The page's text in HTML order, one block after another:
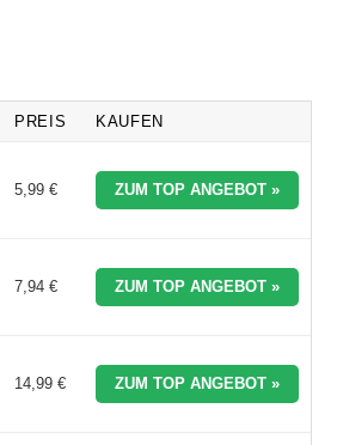
PREIS KAUFEN
5,99 € ZUM TOP ANGEBOT »
7,94 € ZUM TOP ANGEBOT »
14,99 € ZUM TOP ANGEBOT »